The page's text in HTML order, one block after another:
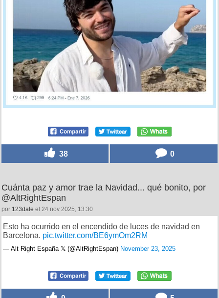
38 0
Cuánta paz y amor trae la Navidad... qué bonito, por
@AltRightEspan
por 123dale el 24 nov 2025, 13:30
Esto ha ocurrido en el encendido de luces de navidad en
Barcelona. pic.twitter.com/BE6ymOm2RM
— Alt Right España 𝕏 (@AltRightEspan) November 23, 2025